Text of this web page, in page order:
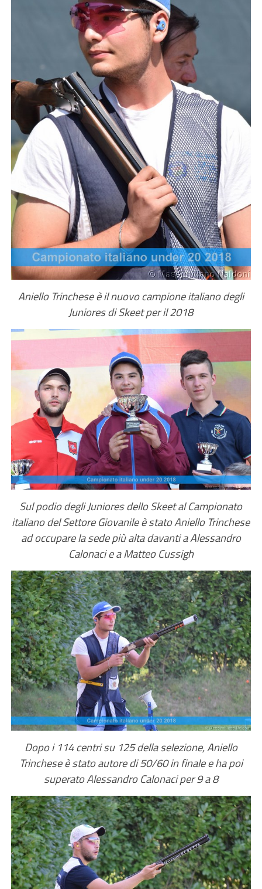
Aniello Trinchese è il nuovo campione italiano degli
Juniores di Skeet per il 2018
Sul podio degli Juniores dello Skeet al Campionato
italiano del Settore Giovanile è stato Aniello Trinchese
ad occupare la sede più alta davanti a Alessandro
Calonaci e a Matteo Cussigh
Dopo i 114 centri su 125 della selezione, Aniello
Trinchese è stato autore di 50/60 in finale e ha poi
superato Alessandro Calonaci per 9 a 8